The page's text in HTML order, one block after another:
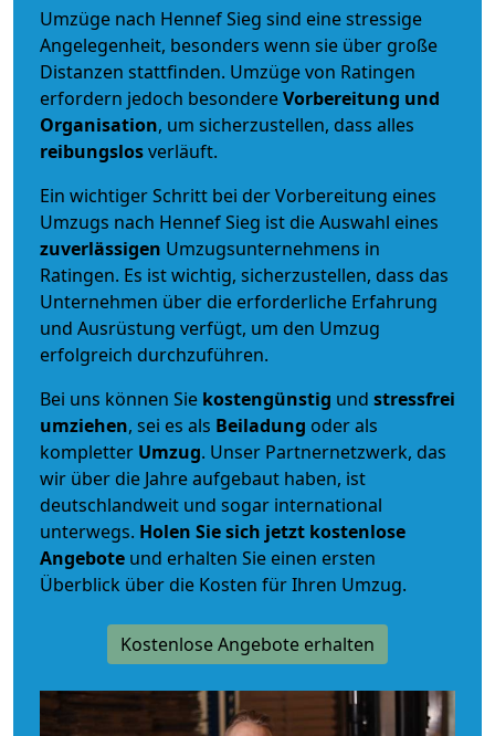
Umzüge nach Hennef Sieg sind eine stressige
Angelegenheit, besonders wenn sie über große
Distanzen stattfinden. Umzüge von Ratingen
erfordern jedoch besondereVorbereitung und
Organisation, um sicherzustellen, dass alles
reibungslosverläuft.
Ein wichtiger Schritt bei der Vorbereitung eines
Umzugs nach Hennef Sieg ist die Auswahl eines
zuverlässigen Umzugsunternehmens in
Ratingen. Es ist wichtig, sicherzustellen, dass das
Unternehmen über die erforderliche Erfahrung
und Ausrüstung verfügt, um den Umzug
erfolgreich durchzuführen.
Bei uns können Sie kostengünstig und stressfrei
umziehen, sei es als Beiladung oder als
kompletter Umzug. Unser Partnernetzwerk, das
wir über die Jahre aufgebaut haben, ist
deutschlandweit und sogar international
unterwegs. Holen Sie sich jetzt kostenlose
Angebote und erhalten Sie einen ersten
Überblick über die Kosten für Ihren Umzug.
Kostenlose Angebote erhalten